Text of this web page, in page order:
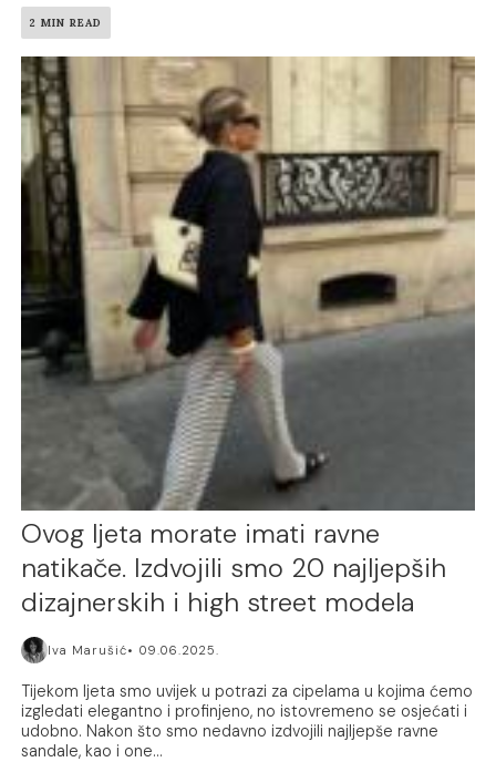
2 MIN READ
Ovog ljeta morate imati ravne
natikače. Izdvojili smo 20 najljepših
dizajnerskih i high street modela
Iva Marušić 09.06.2025.
Tijekom ljeta smo uvijek u potrazi za cipelama u kojima ćemo
izgledati elegantno i profinjeno, no istovremeno se osjećati i
udobno. Nakon što smo nedavno izdvojili najljepše ravne
sandale, kao i one...